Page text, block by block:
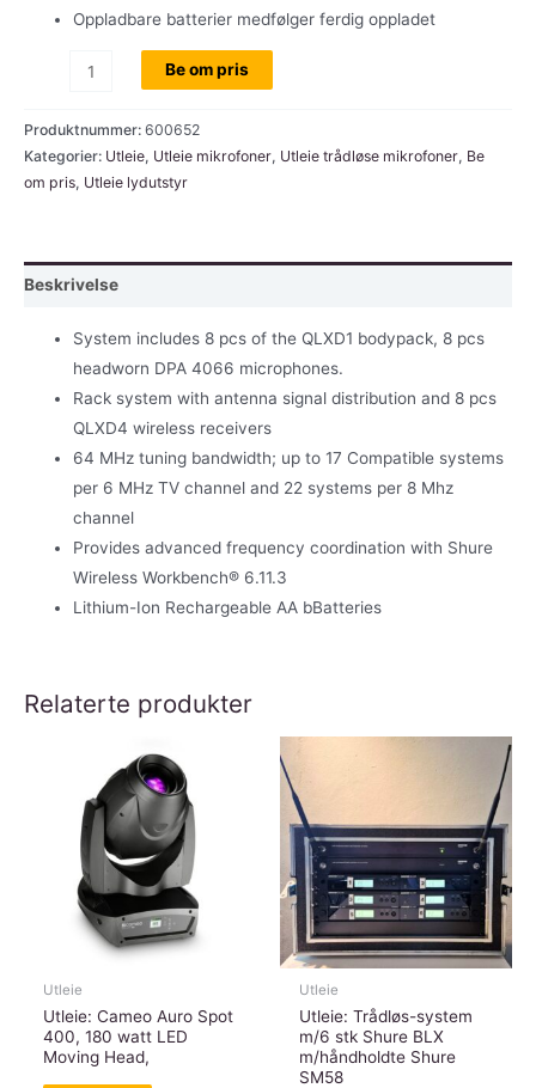
Oppladbare batterier medfølger ferdig oppladet
QLXD
trådløs-
system
bøylemikrofoner
Be om pris
Produktnummer: 600652
Kategorier: Utleie, Utleie mikrofoner, Utleie trådløse mikrofoner, Be
om pris, Utleie lydutstyr
Beskrivelse
System includes 8 pcs of the QLXD1 bodypack, 8 pcs
headworn DPA 4066 microphones.
Rack system with antenna signal distribution and 8 pcs
QLXD4 wireless receivers
64 MHz tuning bandwidth; up to 17 Compatible systems
per 6 MHz TV channel and 22 systems per 8 Mhz
channel
Provides advanced frequency coordination with Shure
Wireless Workbench® 6.11.3
Lithium-Ion Rechargeable AA bBatteries
Relaterte produkter
Utleie
Utleie: Cameo Auro Spot
400, 180 watt LED
Moving Head,
Utleie
Utleie: Trådløs-system
m/6 stk Shure BLX
m/håndholdte Shure
SM58